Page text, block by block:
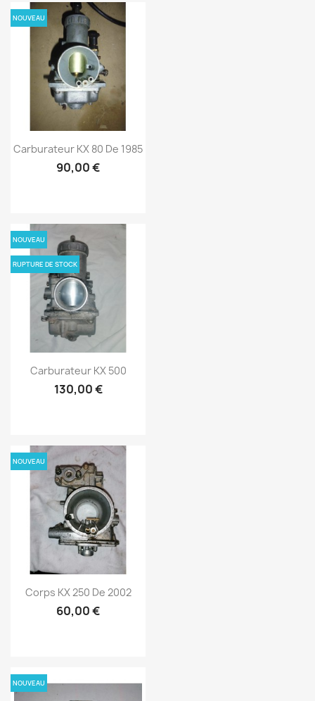
Carburateur KX 80 De 1985
90,00 €
NOUVEAU
Carburateur KX 500
130,00 €
NOUVEAU
RUPTURE DE STOCK
Corps KX 250 De 2002
60,00 €
NOUVEAU
NOUVEAU